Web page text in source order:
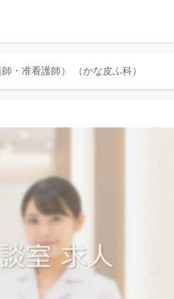
・准看護師） （かな皮ふ科）